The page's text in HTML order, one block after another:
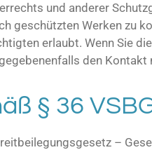
und anderer
geschützten Werken zu
erlaubt. Wenn Sie
den
§ 36
–